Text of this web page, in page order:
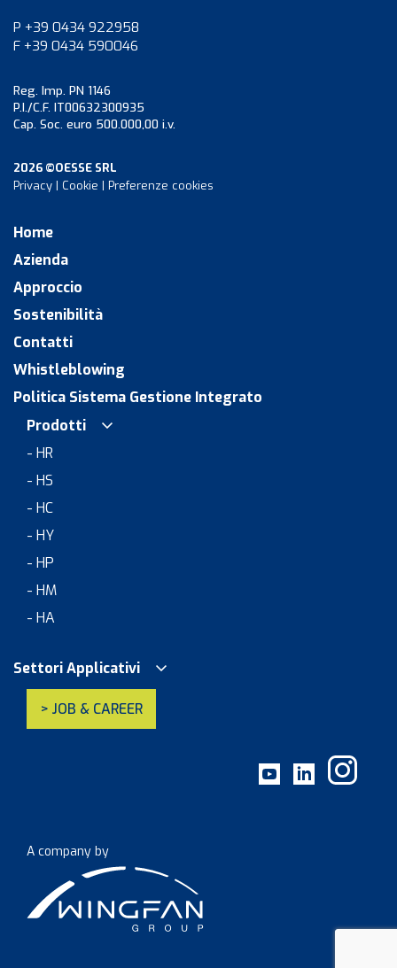
P +39 0434 922958
F +39 0434 590046
Reg. Imp. PN 1146
P.I./C.F. IT00632300935
Cap. Soc. euro 500.000,00 i.v.
2026 ©OESSE SRL
Privacy | Cookie | Preferenze cookies
Home
Azienda
Approccio
Sostenibilità
Contatti
Whistleblowing
Politica Sistema Gestione Integrato
Prodotti
- HR
- HS
- HC
- HY
- HP
- HM
- HA
Settori Applicativi
> JOB & CAREER
A company by